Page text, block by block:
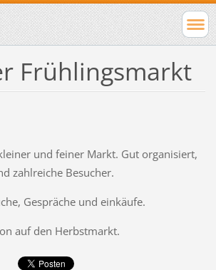
Frühlingsmarkt
und feiner Markt. Gut organisiert,
zahlreiche Besucher.
Gespräche und einkäufe.
auf den Herbstmarkt.